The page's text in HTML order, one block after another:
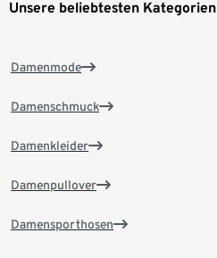
Unsere beliebtesten Kategorien
Damenmode
Damenschmuck
Damenkleider
Damenpullover
Damensporthosen